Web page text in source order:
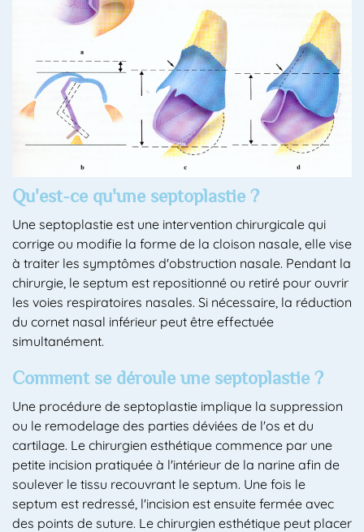
Qu'est-ce qu'une septoplastie ?
Une septoplastie est une intervention chirurgicale qui
corrige ou modifie la forme de la cloison nasale, elle vise
à traiter les symptômes d'obstruction nasale. Pendant la
chirurgie, le septum est repositionné ou retiré pour ouvrir
les voies respiratoires nasales. Si nécessaire, la réduction
du cornet nasal inférieur peut être effectuée
simultanément.
Comment se déroule une septoplastie ?
Une procédure de septoplastie implique la suppression
ou le remodelage des parties déviées de l'os et du
cartilage. Le chirurgien esthétique commence par une
petite incision pratiquée à l'intérieur de la narine afin de
soulever le tissu recouvrant le septum. Une fois le
septum est redressé, l'incision est ensuite fermée avec
des points de suture. Le chirurgien esthétique peut placer